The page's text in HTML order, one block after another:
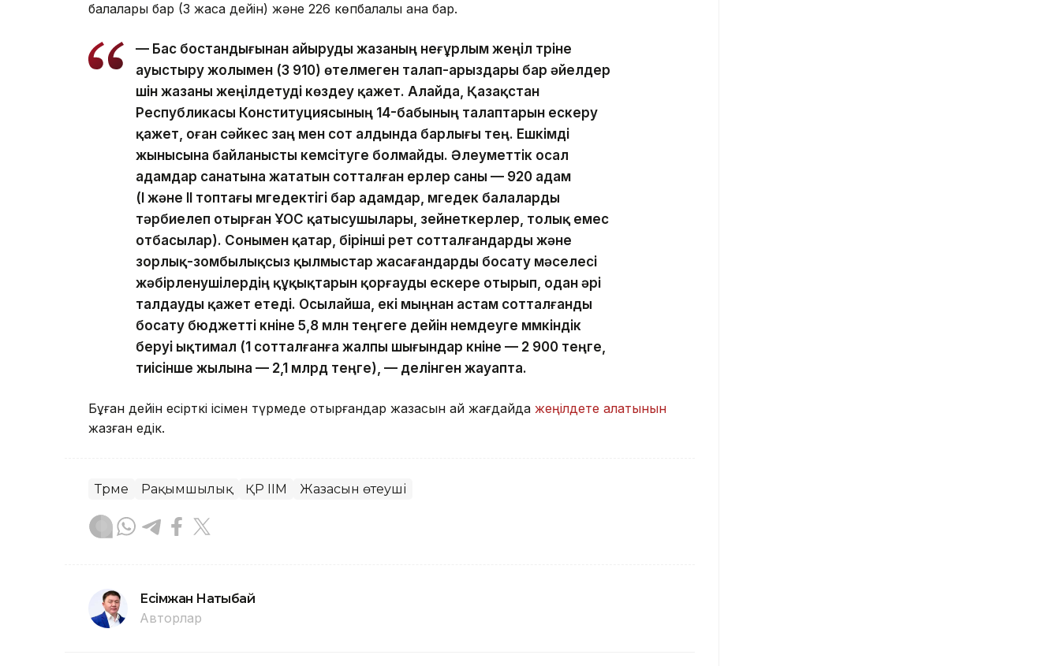
балалары бар (3 жасқа дейін) және 226 көпбалалы ана бар.
— Бас бостандығынан айыруды жазаның неғұрлым жеңіл түріне
ауыстыру жолымен (3 910) өтелмеген талап-арыздары бар әйелдер
үшін жазаны жеңілдетуді көздеу қажет. Алайда, Қазақстан
Республикасы Конституциясының 14-бабының талаптарын ескеру
қажет, оған сәйкес заң мен сот алдында барлығы тең. Ешкімді
жынысына байланысты кемсітуге болмайды. Әлеуметтік осал
адамдар санатына жататын сотталған ерлер саны — 920 адам
(I және II топтағы мүгедектігі бар адамдар, мүгедек балаларды
тәрбиелеп отырған ҰОС қатысушылары, зейнеткерлер, толық емес
отбасылар). Сонымен қатар, бірінші рет сотталғандарды және
зорлық-зомбылықсыз қылмыстар жасағандарды босату мәселесі
жәбірленушілердің құқықтарын қорғауды ескере отырып, одан әрі
талдауды қажет етеді. Осылайша, екі мыңнан астам сотталғанды
босату бюджетті күніне 5,8 млн теңгеге дейін үнемдеуге мүмкіндік
беруі ықтимал (1 сотталғанға жалпы шығындар күніне — 2 900 теңге,
тиісінше жылына — 2,1 млрд теңге), — делінген жауапта.
Бұған дейін есірткі ісімен түрмеде отырғандар жазасын қай жағдайда жеңілдете алатынын
жазған едік.
Түрме Рақымшылық ҚР ІІМ Жазасын өтеуші
Есімжан Нақтыбай
Авторлар